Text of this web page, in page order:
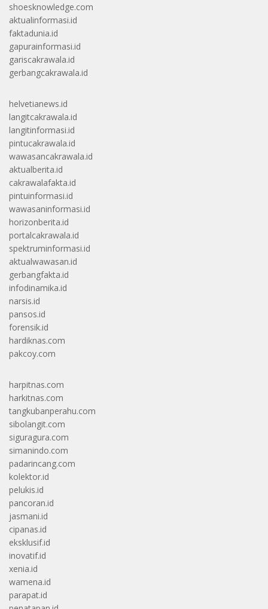
shoesknowledge.com
aktualinformasi.id
faktadunia.id
gapurainformasi.id
gariscakrawala.id
gerbangcakrawala.id
helvetianews.id
langitcakrawala.id
langitinformasi.id
pintucakrawala.id
wawasancakrawala.id
aktualberita.id
cakrawalafakta.id
pintuinformasi.id
wawasaninformasi.id
horizonberita.id
portalcakrawala.id
spektruminformasi.id
aktualwawasan.id
gerbangfakta.id
infodinamika.id
narsis.id
pansos.id
forensik.id
hardiknas.com
pakcoy.com
harpitnas.com
harkitnas.com
tangkubanperahu.com
sibolangit.com
siguragura.com
simanindo.com
padarincang.com
kolektor.id
pelukis.id
pancoran.id
jasmani.id
cipanas.id
eksklusif.id
inovatif.id
xenia.id
wamena.id
parapat.id